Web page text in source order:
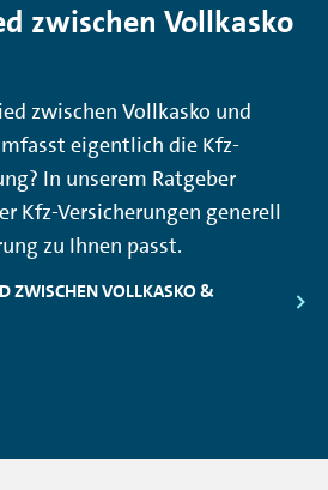
zwischen Vollkasko
zwischen Vollkasko und
eigentlich die Kfz-
In unserem Ratgeber
Kfz-Versicherungen generell
zu Ihnen passt.
ZWISCHEN VOLLKASKO &